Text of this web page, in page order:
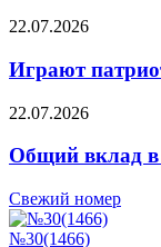
22.07.2026
Играют
22.07.2026
Общий вклад в
Свежий номер
№30(1466)